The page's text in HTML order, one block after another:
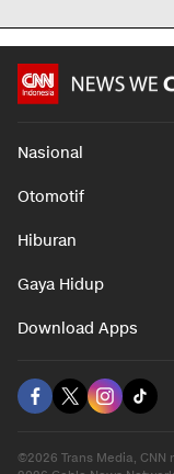
Nasional
Otomotif
Hiburan
Gaya Hidup
Download Apps
©2026 Trans Media,